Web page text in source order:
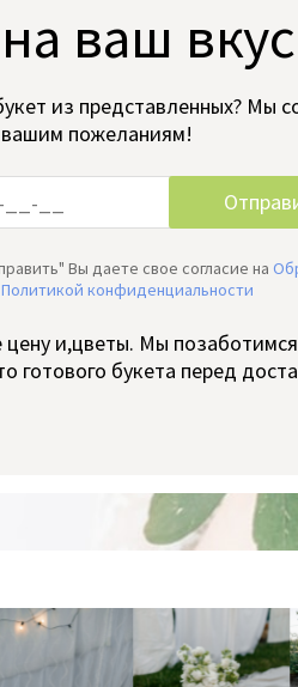
ваш вкус
из представленных? Мы
пожеланиям!
Вы даете свое согласие на
Политикой конфиденциальности
и,цветы. Мы
готового букета перед